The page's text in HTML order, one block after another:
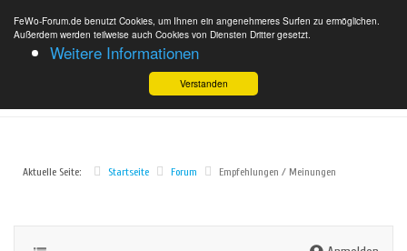
FeWo-Forum.de benutzt Cookies, um Ihnen ein angenehmeres Surfen zu ermöglichen.
Außerdem werden teilweise auch Cookies von Diensten Dritter gesetzt.
Weitere Informationen
Verstanden
Aktuelle Seite: Startseite Forum Empfehlungen / Meinungen